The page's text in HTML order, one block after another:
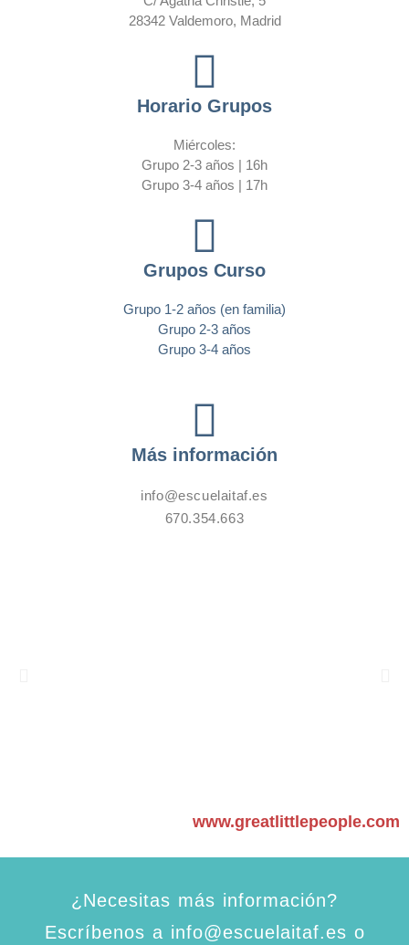
28342 Valdemoro, Madrid
Horario Grupos
Miércoles:
Grupo 2-3 años | 16h
Grupo 3-4 años | 17h
Grupos Curso
Grupo 1-2 años (en familia)
Grupo 2-3 años
Grupo 3-4 años
Más información
info@escuelaitaf.es
670.354.663
www.greatlittlepeople.com
¿Necesitas más información?
Escríbenos a info@escuelaitaf.es o